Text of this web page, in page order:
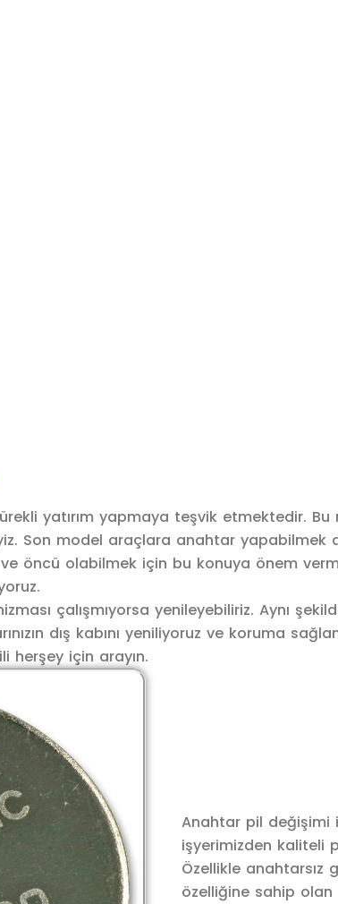
yatırım yapmaya teşvik etmektedir.
Son model araçlara anahtar yapabilmek
öncü olabilmek için bu konuya önem
çalışmıyorsa yenileyebiliriz. Aynı
dış kabını yeniliyoruz ve koruma
herşey için arayın.
Anahtar pil değişimi
işyerimizden kaliteli
Özellikle anahtarsız
özelliğine sahip